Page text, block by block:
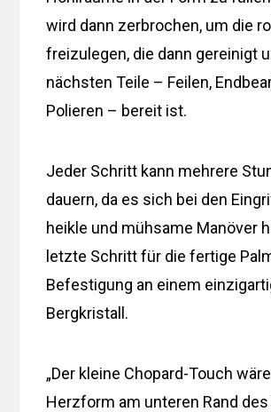
wird dann zerbrochen, um die
freizulegen, die dann gereinigt
nächsten Teile – Feilen,
Polieren – bereit ist.
Jeder Schritt kann mehrere
dauern, da es sich bei den
heikle und mühsame Manöver
letzte Schritt für die fertige
Befestigung an einem
Bergkristall.
„Der kleine Chopard-Touch
Herzform am unteren Rand